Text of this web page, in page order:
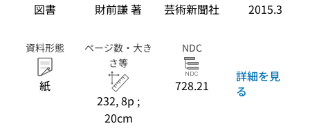
図書 財前謙 著 芸術新聞社 2015.3
資料形態
紙
ページ数・大き
さ等
232, 8p ;
20cm
NDC
728.21
詳細を見
る